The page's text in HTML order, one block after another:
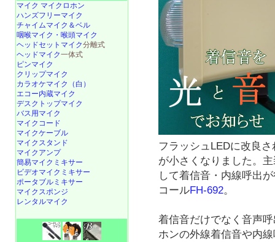
フラッシュLEDに改良
が小さくなりました。
して着信音・内線呼出
コールFH-692。
着信音だけでなく音声
ホンの外線着信音や内
マイク マイクロホン
ハンズフリーマイク
チャイムマイク＆ベル
咽喉マイク・喉頭マイク
ヘッドセットマイク分離式
ヘッドマイク一体式
ピンマイク
クリップマイク
カラオケマイク（白）
エコー内蔵マイク
デスクトップマイク
バス用マイク
マイクコード
マイクケーブル
マイクスタンド
マイクアンプ
簡易マイクミキサー
ビデオマイクミキサー
ポータブルミキサー
マイクスポンジ
レンタルマイク